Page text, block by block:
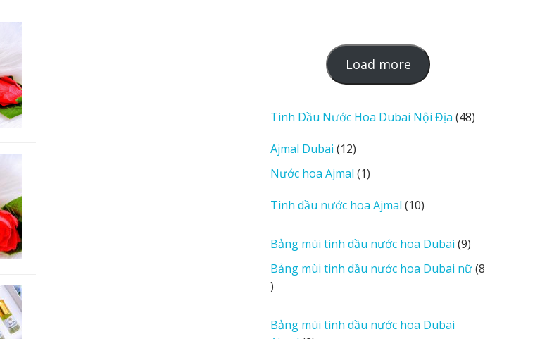
Load moreL
o
d
r
v
e
Tinh Dầu Nước Hoa Dubai Nội Địa 4848
Ajmal Dubai 1212
sản
phẩm
Nước hoa Ajmal 11
phẩm
Tinh dầu nước hoa Ajmal 1010
phẩm
Bảng mùi tinh dầu nước hoa Dubai 99
sản
phẩm
Bảng mùi tinh dầu nước hoa Dubai nữ 8
8
phẩm
Bảng mùi tinh dầu nước hoa Dubai